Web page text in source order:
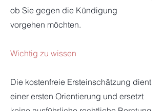
ob Sie gegen die Kündigung
vorgehen möchten.
Wichtig zu wissen
Die kostenfreie Ersteinschätzung dient
einer ersten Orientierung und ersetzt